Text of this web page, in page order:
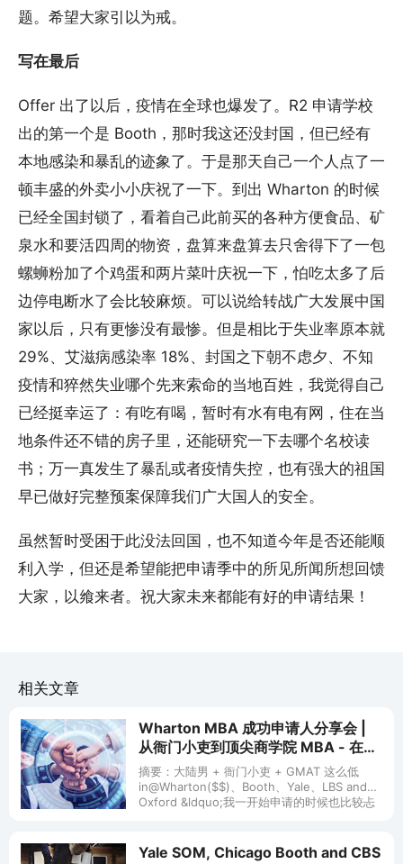
题。希望大家引以为戒。
写在最后
Offer 出了以后，疫情在全球也爆发了。R2 申请学校
出的第一个是 Booth，那时我这还没封国，但已经有
本地感染和暴乱的迹象了。于是那天自己一个人点了一
顿丰盛的外卖小小庆祝了一下。到出 Wharton 的时候
已经全国封锁了，看着自己此前买的各种方便食品、矿
泉水和要活四周的物资，盘算来盘算去只舍得下了一包
螺蛳粉加了个鸡蛋和两片菜叶庆祝一下，怕吃太多了后
边停电断水了会比较麻烦。可以说给转战广大发展中国
家以后，只有更惨没有最惨。但是相比于失业率原本就
29%、艾滋病感染率 18%、封国之下朝不虑夕、不知
疫情和猝然失业哪个先来索命的当地百姓，我觉得自己
已经挺幸运了：有吃有喝，暂时有水有电有网，住在当
地条件还不错的房子里，还能研究一下去哪个名校读
书；万一真发生了暴乱或者疫情失控，也有强大的祖国
早已做好完整预案保障我们广大国人的安全。
虽然暂时受困于此没法回国，也不知道今年是否还能顺
利入学，但还是希望能把申请季中的所见所闻所想回馈
大家，以飨来者。祝大家未来都能有好的申请结果！
相关文章
Wharton MBA 成功申请人分享会 |
从衙门小吏到顶尖商学院 MBA - 在线
(6/28)
摘要：大陆男 + 衙门小吏 + GMAT 这么低
in@Wharton($$)、Booth、Yale、LBS and
Oxford &ldquo;我一开始申请的时候也比较忐
Yale SOM, Chicago Booth and CBS